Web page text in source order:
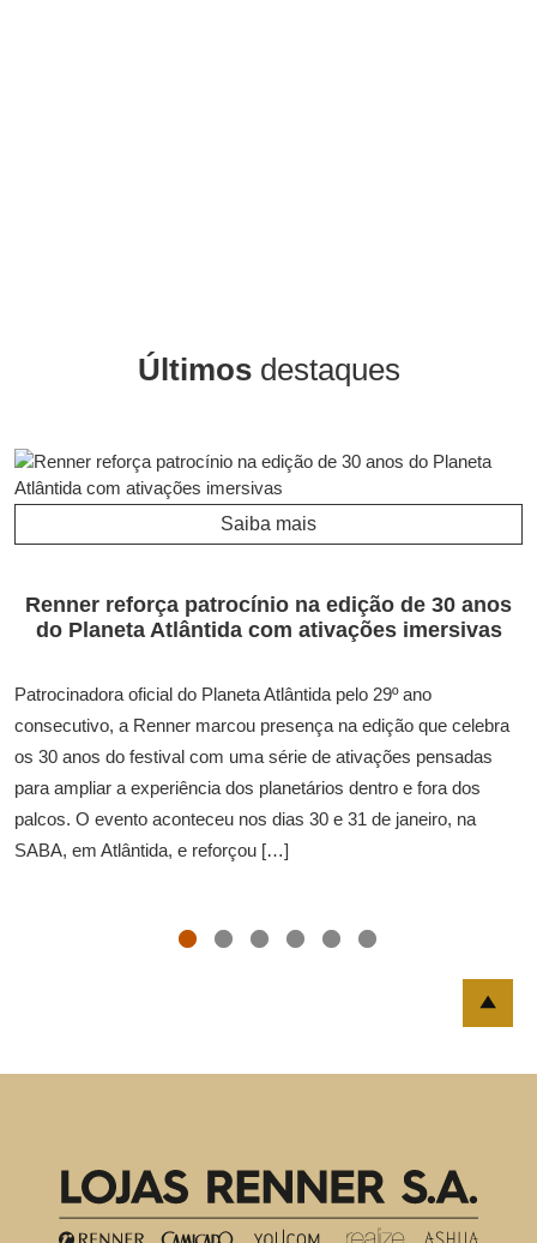
Últimosdestaques
Saiba mais
Renner reforça patrocínio na edição de 30 anos
do Planeta Atlântida com ativações imersivas
Patrocinadora oficial do Planeta Atlântida pelo 29º ano
consecutivo, a Renner marcou presença na edição que celebra
os 30 anos do festival com uma série de ativações pensadas
para ampliar a experiência dos planetários dentro e fora dos
palcos. O evento aconteceu nos dias 30 e 31 de janeiro, na
SABA, em Atlântida, e reforçou […]